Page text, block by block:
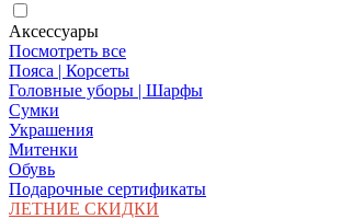
Аксессуары
Посмотреть все
Пояса | Корсеты
Головные уборы | Шарфы
Сумки
Украшения
Митенки
Обувь
Подарочные сертификаты
ЛЕТНИЕ СКИДКИ